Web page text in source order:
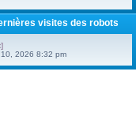
visites des robots
2026 8:32 pm